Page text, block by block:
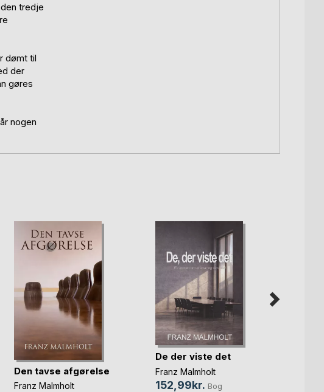
tredje
dømt til
der
gøres
nogen
Den tavse afgørelse
Franz Malmholt
De der viste det
Franz Malmholt
152,99kr. Bog